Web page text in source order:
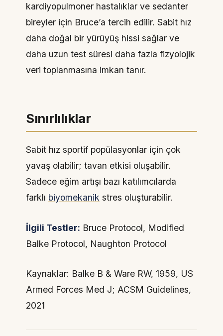
kardiyopulmoner hastalıklar ve sedanter
bireyler için Bruce’a tercih edilir. Sabit hız
daha doğal bir yürüyüş hissi sağlar ve
daha uzun test süresi daha fazla fizyolojik
veri toplanmasına imkan tanır.
Sınırlılıklar
Sabit hız sportif popülasyonlar için çok
yavaş olabilir; tavan etkisi oluşabilir.
Sadece eğim artışı bazı katılımcılarda
farklı biyomekanik stres oluşturabilir.
İlgili Testler: Bruce Protocol, Modified
Balke Protocol, Naughton Protocol
Kaynaklar: Balke B & Ware RW, 1959, US
Armed Forces Med J; ACSM Guidelines,
2021